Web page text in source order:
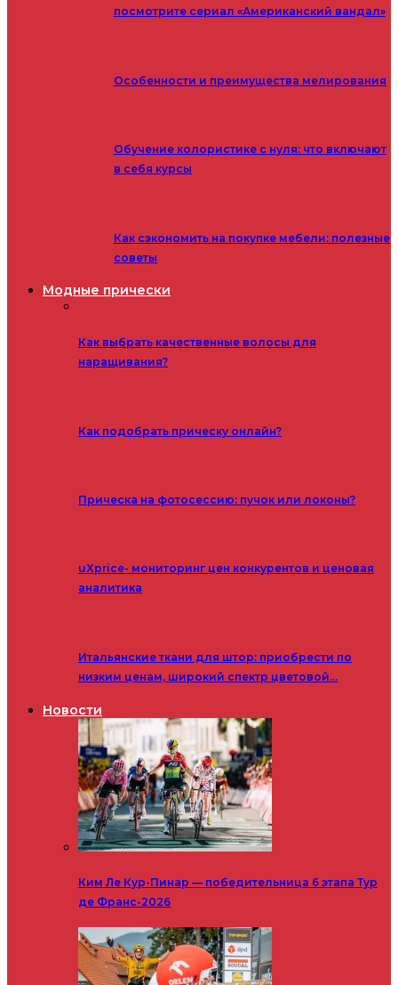
посмотрите сериал «Американский вандал»
Особенности и преимущества мелирования
Обучение колористике с нуля: что включают
в себя курсы
Как сэкономить на покупке мебели: полезные
советы
Модные прически
Как выбрать качественные волосы для
наращивания?
Как подобрать прическу онлайн?
Прическа на фотосессию: пучок или локоны?
uXprice- мониторинг цен конкурентов и ценовая
аналитика
Итальянские ткани для штор: приобрести по
низким ценам, широкий спектр цветовой…
Новости
Ким Ле Кур-Пинар — победительница 6 этапа Тур
де Франс-2026